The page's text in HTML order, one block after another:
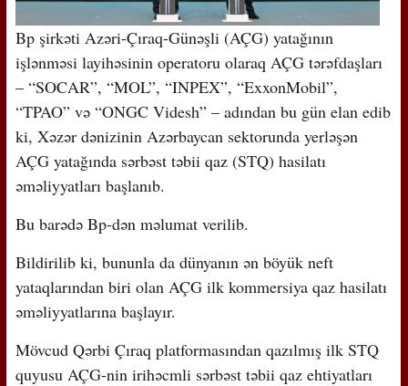
Bp şirkəti Azəri-Çıraq-Günəşli (AÇG) yatağının
işlənməsi layihəsinin operatoru olaraq AÇG tərəfdaşları
– “SOCAR”, “MOL”, “INPEX”, “ExxonMobil”,
“TPAO” və “ONGC Videsh” – adından bu gün elan edib
ki, Xəzər dənizinin Azərbaycan sektorunda yerləşən
AÇG yatağında sərbəst təbii qaz (STQ) hasilatı
əməliyyatları başlanıb.
Bu barədə Bp-dən məlumat verilib.
Bildirilib ki, bununla da dünyanın ən böyük neft
yataqlarından biri olan AÇG ilk kommersiya qaz hasilatı
əməliyyatlarına başlayır.
Mövcud Qərbi Çıraq platformasından qazılmış ilk STQ
quyusu AÇG-nin irihəcmli sərbəst təbii qaz ehtiyatları